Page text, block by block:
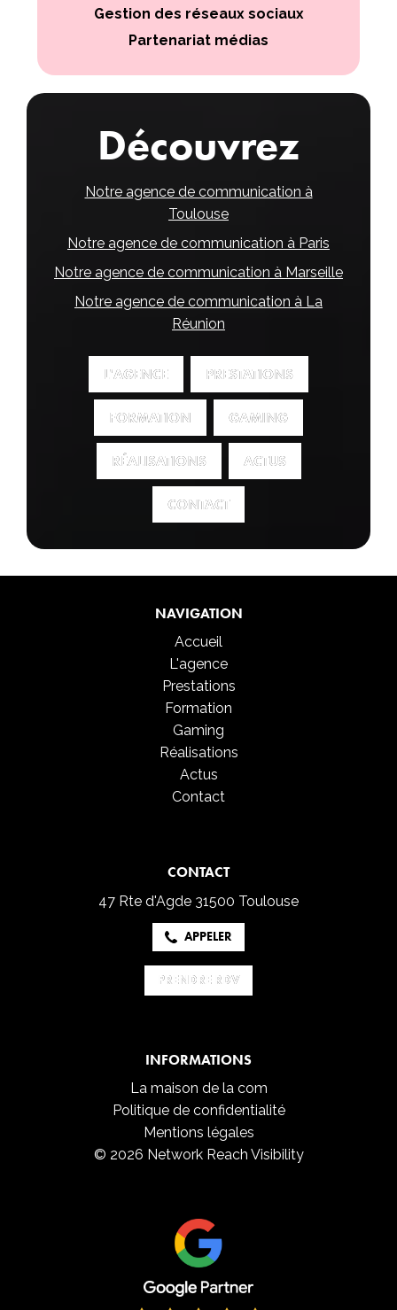
Gestion des réseaux sociaux
Partenariat médias
Découvrez
Notre agence de communication à
Toulouse
Notre agence de communication à Paris
Notre agence de communication à Marseille
Notre agence de communication à La
Réunion
L'AGENCE
L'AGENCE PRESTATIONS
PRESTATIONS
FORMATION
FORMATION GAMING
GAMING
RÉALISATIONS
RÉALISATIONS ACTUS
ACTUS
CONTACT
CONTACT
NAVIGATION
Accueil
L'agence
Prestations
Formation
Gaming
Réalisations
Actus
Contact
CONTACT
47 Rte d'Agde 31500 Toulouse
APPELER
PRENDRE RDV
PRENDRE RDV
INFORMATIONS
La maison de la com
Politique de confidentialité
Mentions légales
© 2026 Network Reach Visibility